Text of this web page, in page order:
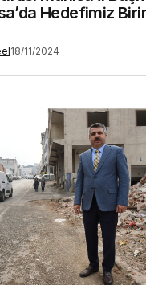
Hedefimiz
18/11/2024